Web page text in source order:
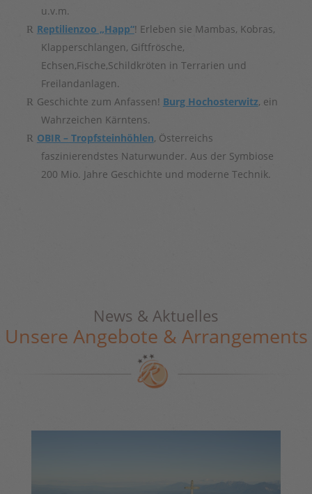
u.v.m.
Reptilienzoo „Happ“! Erleben sie Mambas, Kobras,
Klapperschlangen, Giftfrösche,
Echsen,Fische,Schildkröten in Terrarien und
Freilandanlagen.
Geschichte zum Anfassen! Burg Hochosterwitz, ein
Wahrzeichen Kärntens.
OBIR – Tropfsteinhöhlen, Österreichs
faszinierendstes Naturwunder. Aus der Symbiose
200 Mio. Jahre Geschichte und moderne Technik.
News & Aktuelles
Unsere Angebote & Arrangements